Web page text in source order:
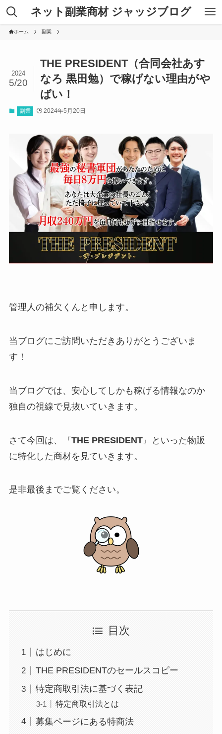
ネット副業商材 ジャッジブログ
ホーム 副業
THE PRESIDENT（合同会社あす
なろ 黒田勉）で稼げない理由がや
ばい！
2024
5/20
副業 2024年5月20日
管理人の補欠くんと申します。
当ブログにご訪問いただきありがとうございま
す！
当ブログでは、安心してしかも稼げる情報なのか
独自の視線で見抜いていきます。
さて今回は、『THE PRESIDENT』といった物販
に特化した商材を見ていきます。
是非最後までご覧ください。
目次
はじめに
THE PRESIDENTのセールスコピー
特定商取引法に基づく表記
特定商取引法とは
募集ページにある特商法